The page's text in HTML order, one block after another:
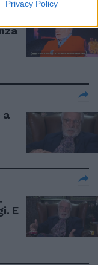
Privacy Policy
a
E